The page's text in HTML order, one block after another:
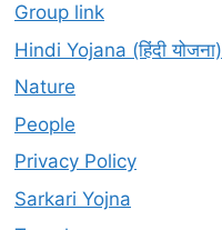
Group link
Hindi Yojana (हिंदी योजना)
Nature
People
Privacy Policy
Sarkari Yojna